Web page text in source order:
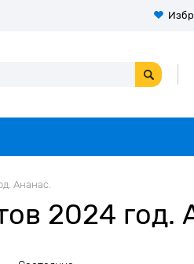
Ананас.
2024 год.